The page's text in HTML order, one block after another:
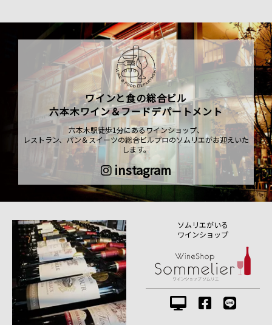
ワインと食の総合ビル
六本木ワイン＆フードデパートメント
六本木駅徒歩1分にあるワインショップ、
レストラン、パン＆スイーツの総合ビルプロのソムリエがお迎えいた
します。
instagram
ソムリエがいる
ワインショップ